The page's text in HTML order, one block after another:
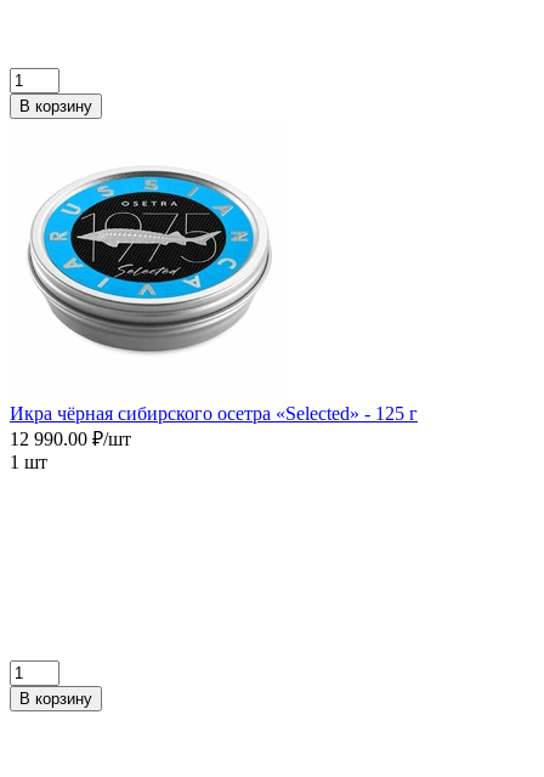
В корзину
Икра чёрная сибирского осетра «Selected» - 125 г
12 990.00 ₽/шт
1 шт
В корзину